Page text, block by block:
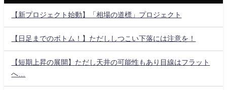
【新プロジェクト始動】「相場の道標」プロジェクト
【日足までのボトム！】ただししつこい下落には注意を！
【短期上昇の展開】ただし天井の可能性もあり目線はフラット
へ…